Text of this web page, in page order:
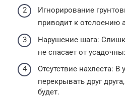
Игнорирование
приводит к отслоению
Нарушение шага:
не спасает от
Отсутствие нахлеста: В
перекрывать друг
будет.